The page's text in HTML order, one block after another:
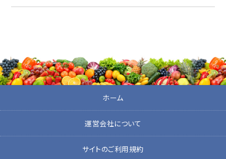
ホーム
運営会社について
サイトのご利用規約